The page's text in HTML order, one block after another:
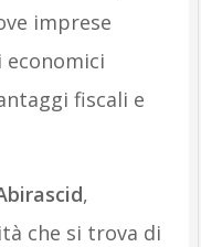
imprese
fiscali e
,
che si trova di